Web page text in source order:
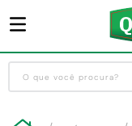
O que você procura?